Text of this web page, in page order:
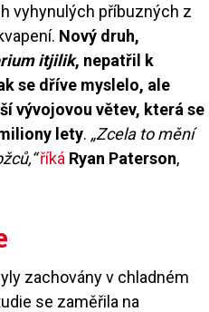
vyhynulých příbuzných z
Nový druh,
itjilik, nepatřil k
se dříve myslelo, ale
vývojovou větev, která se
lety. „Zcela to mění
říká Ryan Paterson,
zachovány v chladném
se zaměřila na